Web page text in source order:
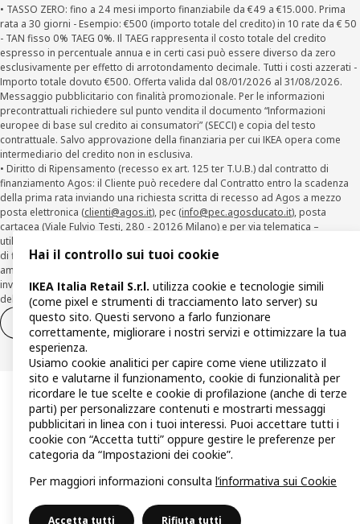
• TASSO ZERO: fino a 24 mesi importo finanziabile da €49 a €15.000. Prima
rata a 30 giorni - Esempio: €500 (importo totale del credito) in 10 rate da € 50
- TAN fisso 0% TAEG 0%. Il TAEG rappresenta il costo totale del credito
espresso in percentuale annua e in certi casi può essere diverso da zero
esclusivamente per effetto di arrotondamento decimale. Tutti i costi azzerati -
Importo totale dovuto €500. Offerta valida dal 08/01/2026 al 31/08/2026.
Messaggio pubblicitario con finalità promozionale. Per le informazioni
precontrattuali richiedere sul punto vendita il documento “Informazioni
europee di base sul credito ai consumatori” (SECCI) e copia del testo
contrattuale. Salvo approvazione della finanziaria per cui IKEA opera come
intermediario del credito non in esclusiva.
• Diritto di Ripensamento (recesso ex art. 125 ter T.U.B.) dal contratto di
finanziamento Agos: il Cliente può recedere dal Contratto entro la scadenza
della prima rata inviando una richiesta scritta di recesso ad Agos a mezzo
posta elettronica (clienti@agos.it), pec (info@pec.agosducato.it), posta
cartacea (Viale Fulvio Testi, 280 - 20126 Milano) e per via telematica –
utilizzando la funzionalità sul sito
di finanziamento effettuate con canali a distanza. In caso di pre-
ammortamento, la comunicazione di recesso da parte del Cliente deve essere
inviata, con le modalità di cui sopra entro 30 giorni dalla data di accettazione
della richiesta di finanziamento.
Diritto di recesso
Diritto di recesso per i servizi
Hai il controllo sui tuoi cookie
IKEA Italia Retail S.r.l. utilizza cookie e tecnologie simili
(come pixel e strumenti di tracciamento lato server) su
questo sito. Questi servono a farlo funzionare
correttamente, migliorare i nostri servizi e ottimizzare la tua
esperienza.
Usiamo cookie analitici per capire come viene utilizzato il
sito e valutarne il funzionamento, cookie di funzionalità per
ricordare le tue scelte e cookie di profilazione (anche di terze
parti) per personalizzare contenuti e mostrarti messaggi
pubblicitari in linea con i tuoi interessi. Puoi accettare tutti i
cookie con “Accetta tutti” oppure gestire le preferenze per
categoria da “Impostazioni dei cookie”.
Per maggiori informazioni consulta l’informativa sui Cookie
Accetta tutti Rifiuta tutti